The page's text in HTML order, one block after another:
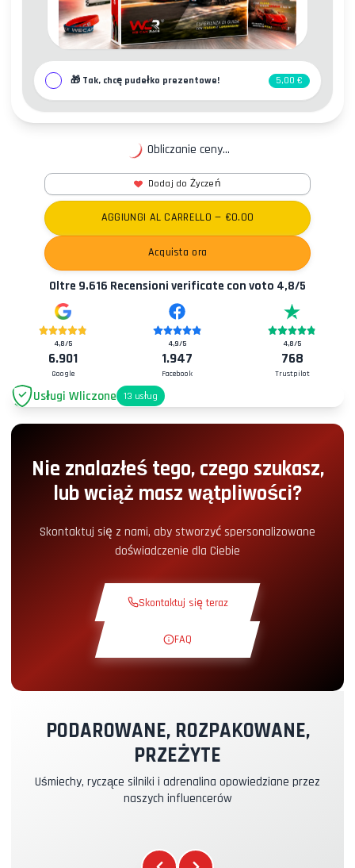
KontaktyDodaj do Życzeń
Obliczanie ceny...
🎁 Tak, chcę pudełko prezentowe! 5,00 €
AGGIUNGI AL CARRELLO — €0.00
Acquista ora
Oltre 9.616 Recensioni verificate con voto 4,8/5
4,8/5
6.901
Google
4,9/5
1.947
Facebook
4,8/5
768
Trustpilot
Usługi Wliczone 13 usług
Parking +2.00€
Dostęp do Pit-Lane +5.00€
Okrążenie Rozpoznawcze
Ekskluzywny Tor
Ubezpieczenie Kasko & RC
Nie znalazłeś tego, czego szukasz,
lub wciąż masz wątpliwości?
Skontaktuj się z nami, aby stworzyć spersonalizowane
doświadczenie dla Ciebie
Skontaktuj się teraz
FAQ
PODAROWANE, ROZPAKOWANE,
PRZEŻYTE
Uśmiechy, ryczące silniki i adrenalina opowiedziane przez
naszych influencerów